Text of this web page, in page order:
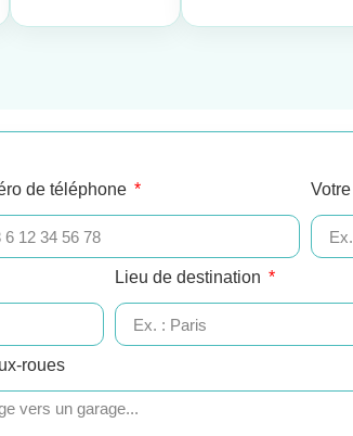
de téléphone
Lieu de destination
roues